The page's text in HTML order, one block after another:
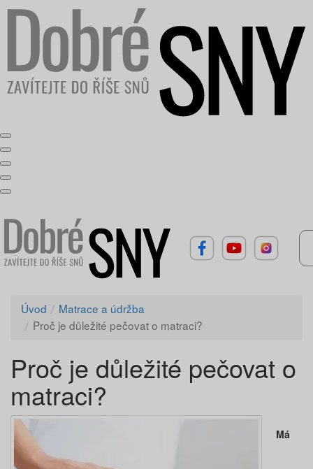
Úvod
Matrace a údržba
Proč je důležité pečovat o matraci?
Proč je důležité pečovat o
matraci?
Má